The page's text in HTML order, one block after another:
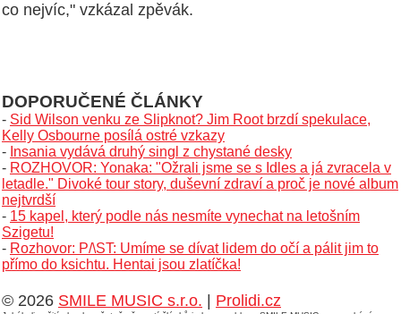
co nejvíc," vzkázal zpěvák.
DOPORUČENÉ ČLÁNKY
- Sid Wilson venku ze Slipknot? Jim Root brzdí spekulace,
Kelly Osbourne posílá ostré vzkazy
- Insania vydává druhý singl z chystané desky
- ROZHOVOR: Yonaka: "Ožrali jsme se s Idles a já zvracela v
letadle." Divoké tour story, duševní zdraví a proč je nové album
nejtvrdší
- 15 kapel, který podle nás nesmíte vynechat na letošním
Szigetu!
- Rozhovor: P/\ST: Umíme se dívat lidem do očí a pálit jim to
přímo do ksichtu. Hentai jsou zlatíčka!
© 2026 SMILE MUSIC s.r.o. Prolidi.cz